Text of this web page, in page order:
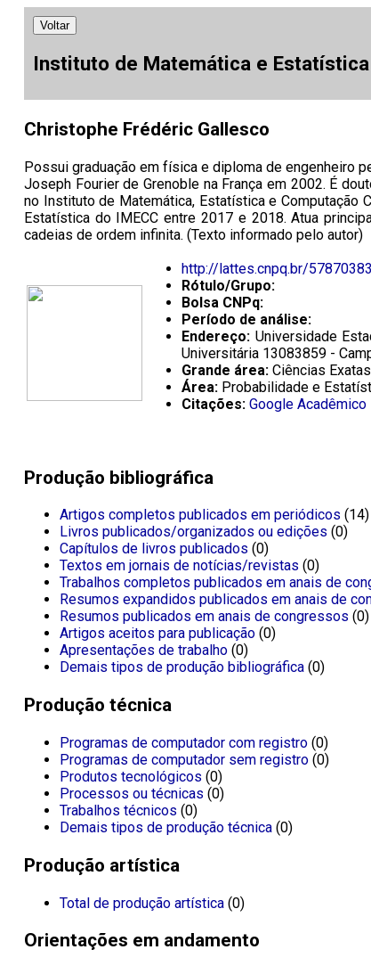
Voltar
Instituto de Matemática e Estatística
Christophe Frédéric Gallesco
Possui graduação em física e diploma de engenheiro
Joseph Fourier de Grenoble na França em 2002. É
no Instituto de Matemática, Estatística e Computação
Estatística do IMECC entre 2017 e 2018. Atua
cadeias de ordem infinita. (Texto informado pelo autor)
http://lattes.cnpq.br/
Rótulo/Grupo:
Bolsa CNPq:
Período de análise:
Endereço:Universidade
Universitária 13083859 -
Grande área:Ciências
Área:Probabilidade e
Citações: Google Acadêmico
Produção bibliográfica
Artigos completos publicados em periódicos (14)
Livros publicados/organizados ou edições (0)
Capítulos de livros publicados (0)
Textos em jornais de notícias/revistas (0)
Trabalhos completos publicados em anais de
Resumos expandidos publicados em anais de
Resumos publicados em anais de congressos (0)
Artigos aceitos para publicação(0)
Apresentações de trabalho(0)
Demais tipos de produção bibliográfica(0)
Produção técnica
Programas de computador com registro(0)
Programas de computador sem registro(0)
Produtos tecnológicos (0)
Processos ou técnicas (0)
Trabalhos técnicos (0)
Demais tipos de produção técnica(0)
Produção artística
Total de produção artística(0)
Orientações em andamento